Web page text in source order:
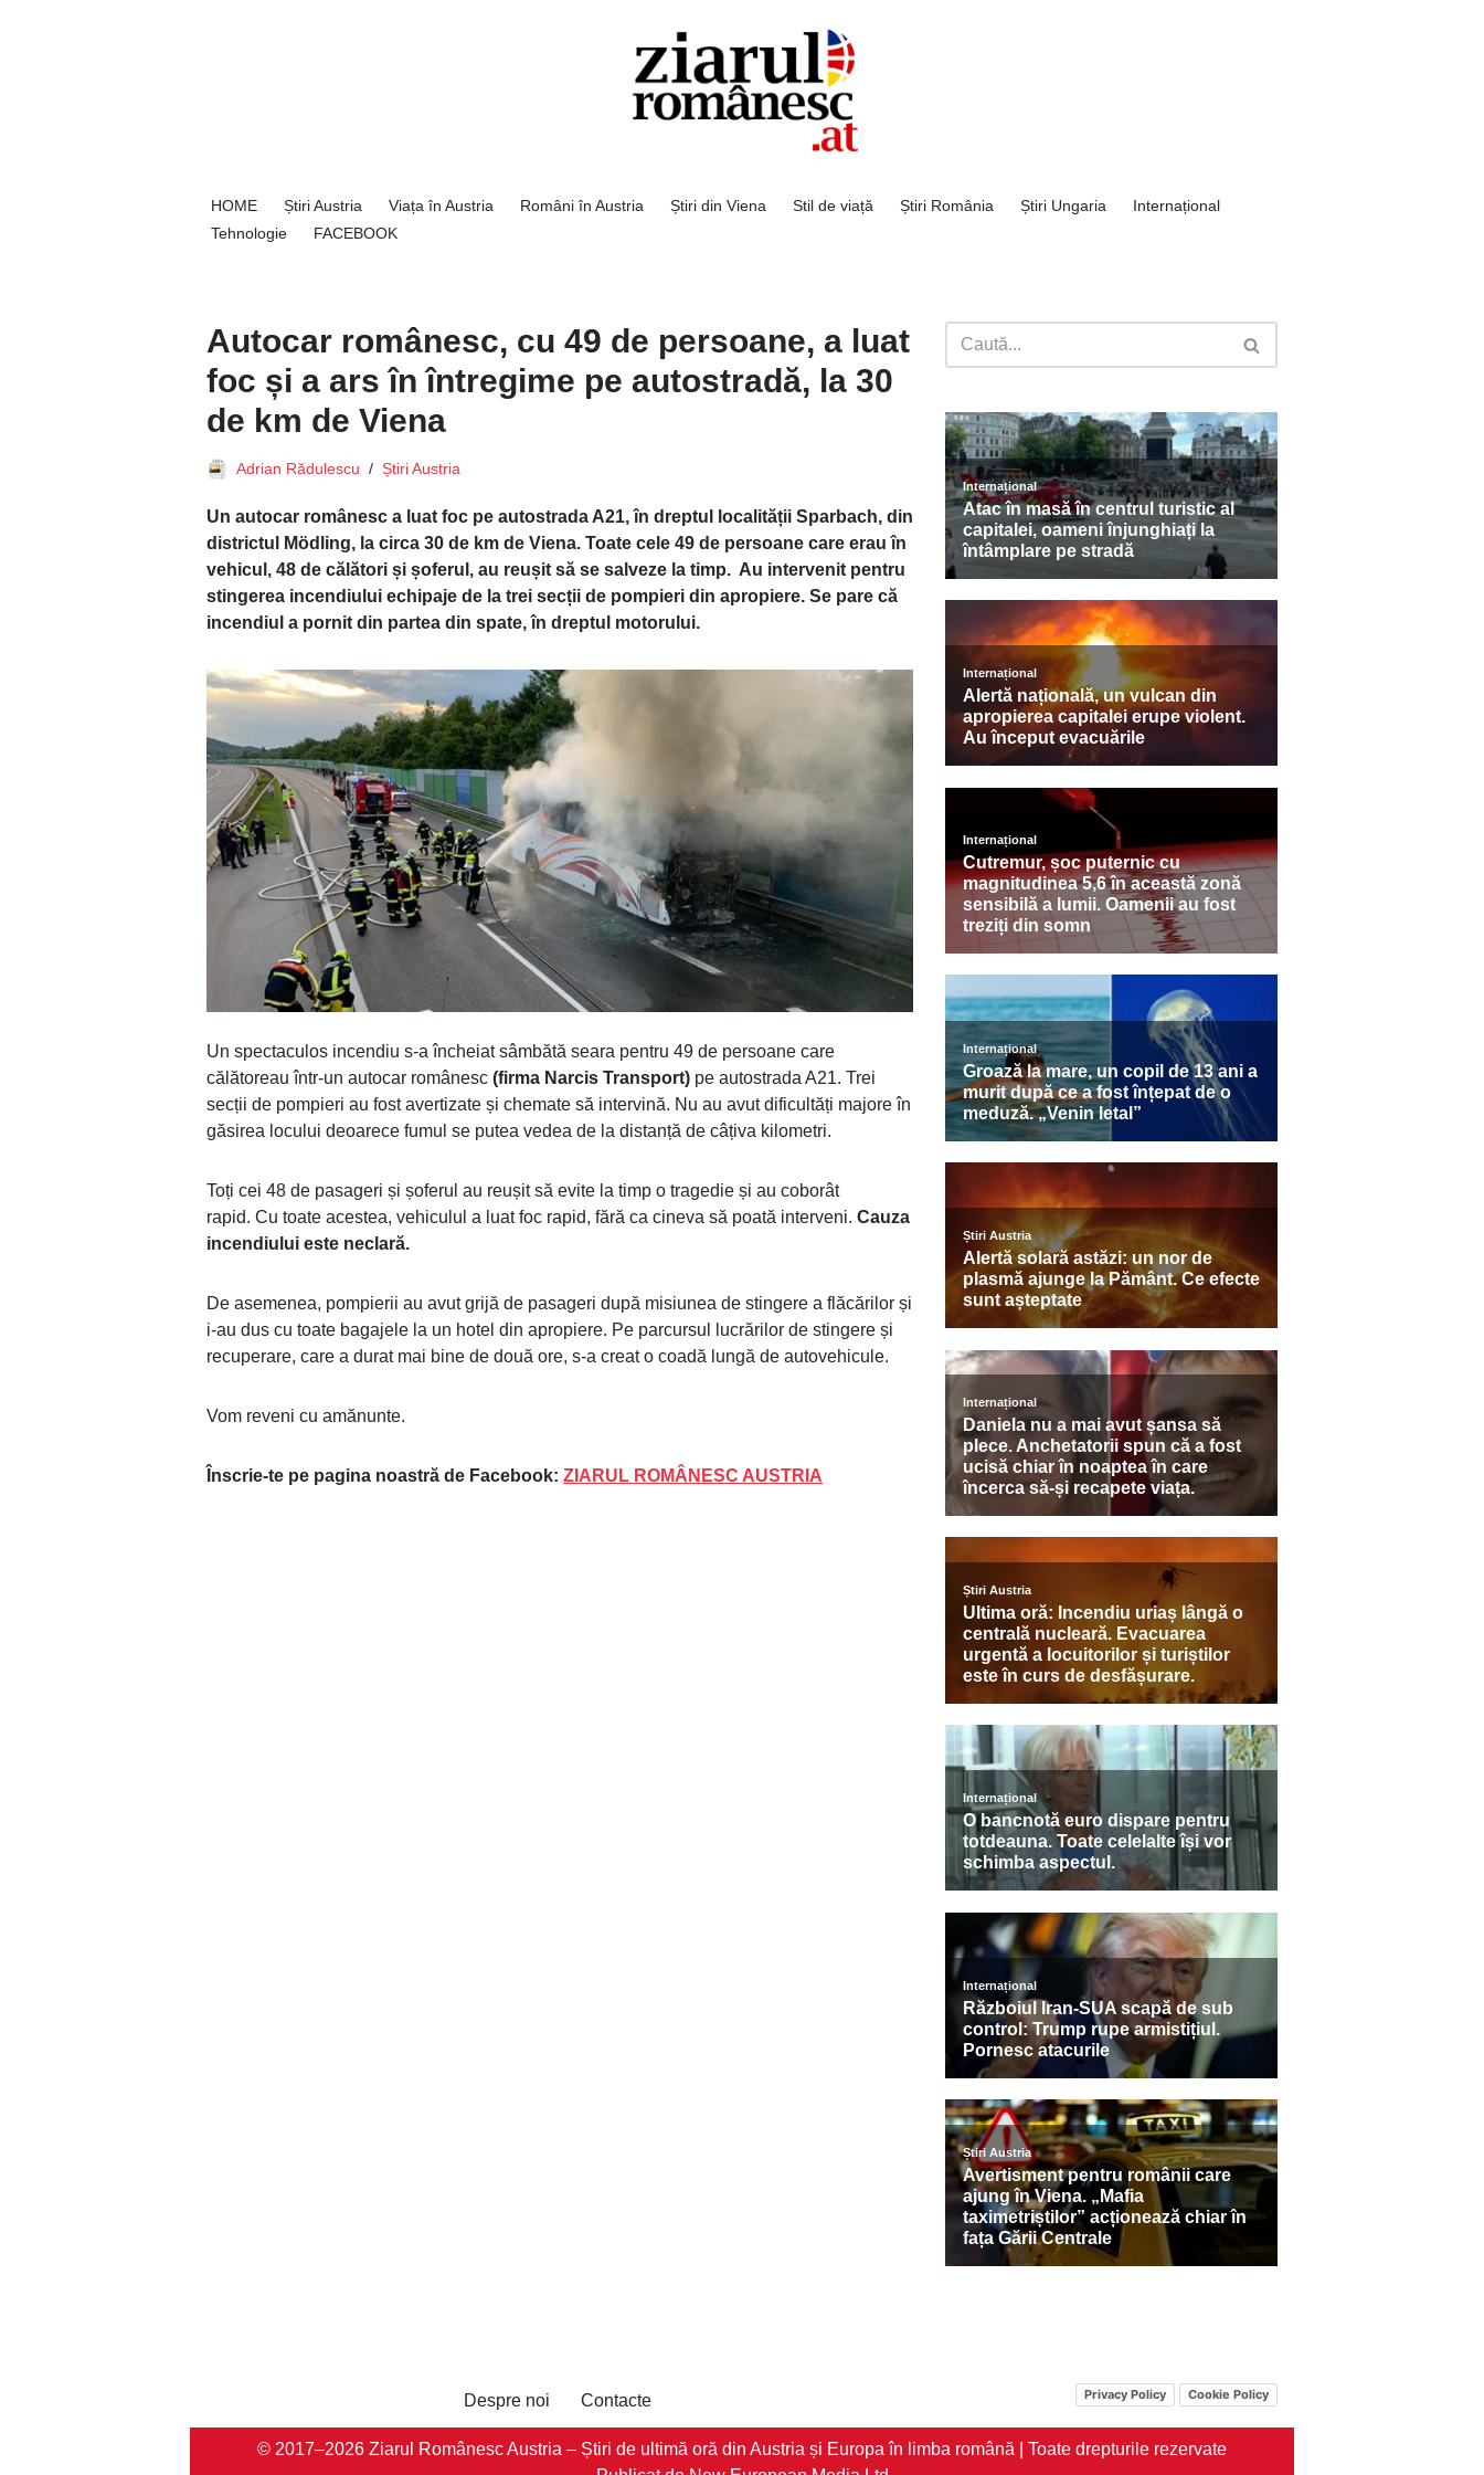
HOME Știri Austria Viața în Austria Români în Austria Știri din Viena Stil de viață Știri România Știri Ungaria
Internațional
Tehnologie
FACEBOOK
Autocar românesc, cu 49 de persoane, a luat
foc și a ars în întregime pe autostradă, la 30
de km de Viena
Adrian Rădulescu Știri Austria
Un autocar românesc a luat foc pe autostrada A21, în dreptul localității Sparbach, din
districtul Mödling, la circa 30 de km de Viena. Toate cele 49 de persoane care erau în
vehicul, 48 de călători și șoferul, au reușit să se salveze la timp. Au intervenit pentru
stingerea incendiului echipaje de la trei secții de pompieri din apropiere. Se pare că
incendiul a pornit din partea din spate, în dreptul motorului.
Un spectaculos incendiu s-a încheiat sâmbătă seara pentru 49 de persoane care
călătoreau într-un autocar românesc (firma Narcis Transport) pe autostrada A21. Trei
secții de pompieri au fost avertizate și chemate să intervină. Nu au avut dificultăți majore în
găsirea locului deoarece fumul se putea vedea de la distanță de câțiva kilometri.
Toți cei 48 de pasageri și șoferul au reușit să evite la timp o tragedie și au coborât
rapid. Cu toate acestea, vehiculul a luat foc rapid, fără ca cineva să poată interveni. Cauza
incendiului este neclară.
De asemenea, pompierii au avut grijă de pasageri după misiunea de stingere a flăcărilor și
i-au dus cu toate bagajele la un hotel din apropiere. Pe parcursul lucrărilor de stingere și
recuperare, care a durat mai bine de două ore, s-a creat o coadă lungă de autovehicule.
Vom reveni cu amănunte.
Înscrie-te pe pagina noastră de Facebook: ZIARUL ROMÂNESC AUSTRIA
Despre noi Contacte Privacy Policy Cookie Policy
© 2017–2026 Ziarul Românesc Austria – Știri de ultimă oră din Austria și Europa în limba română | Toate drepturile rezervate